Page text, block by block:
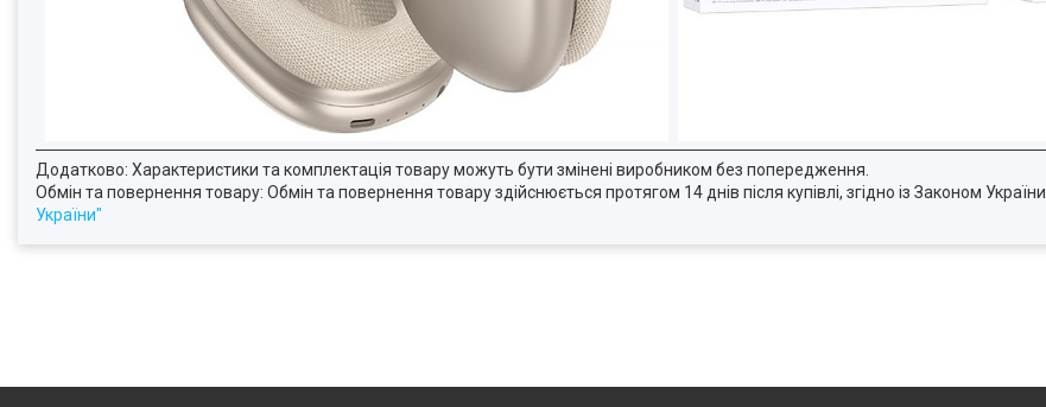
Додатково: Характеристики та комплектація товару можуть бути змінені виробником без попередження.
Обмін та повернення товару: Обмін та повернення товару здійснюється протягом 14 днів після купівлі, згідно із Законом України
України"